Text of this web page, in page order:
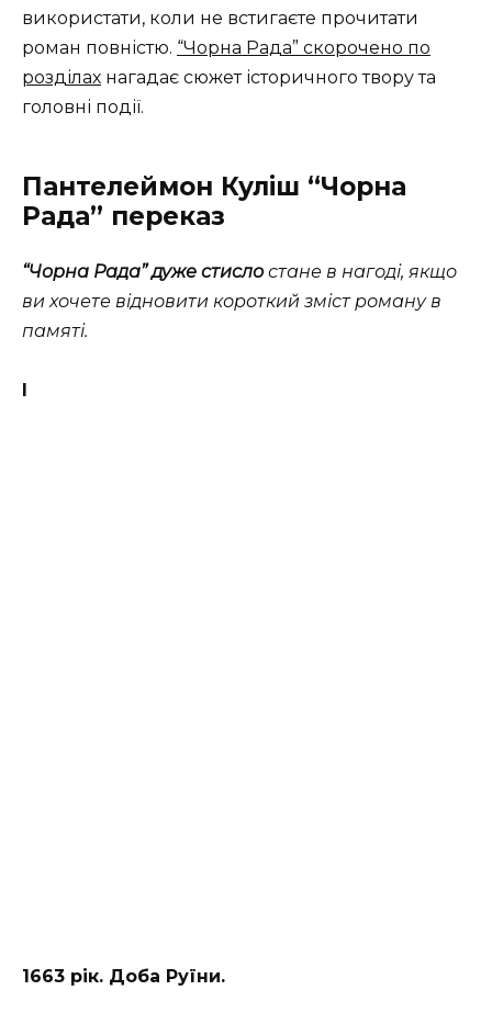
використати, коли не встигаєте прочитати
роман повністю. “Чорна Рада” скорочено по
розділах нагадає сюжет історичного твору та
головні події.
Пантелеймон Куліш “Чорна
Рада” переказ
“Чорна Рада” дуже стислостане в нагоді, якщо
ви хочете відновити короткий зміст роману в
памяті.
І
1663 рік. Доба Руїни.